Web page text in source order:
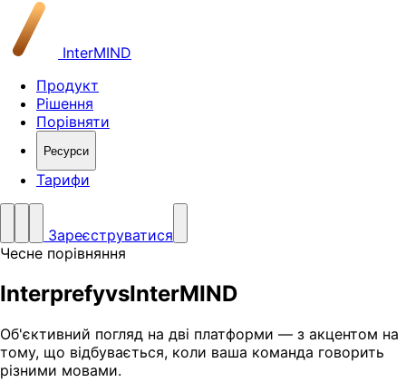
InterMIND
Продукт
Рішення
Порівняти
Ресурси
Тарифи
Зареєструватися
Чесне порівняння
InterprefyvsInterMIND
Об'єктивний погляд на дві платформи — з акцентом на
тому, що відбувається, коли ваша команда говорить
різними мовами.